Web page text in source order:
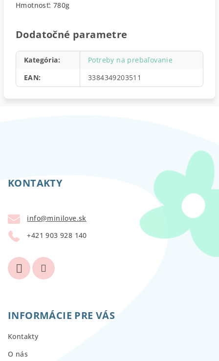
Hmotnosť: 780g
Dodatočné parametre
Kategória:
Potreby na prebaľovanie
EAN: 3384349203511
KONTAKTY
info@minilove.sk
+421 903 928 140
INFORMÁCIE PRE VÁS
Kontakty
O nás